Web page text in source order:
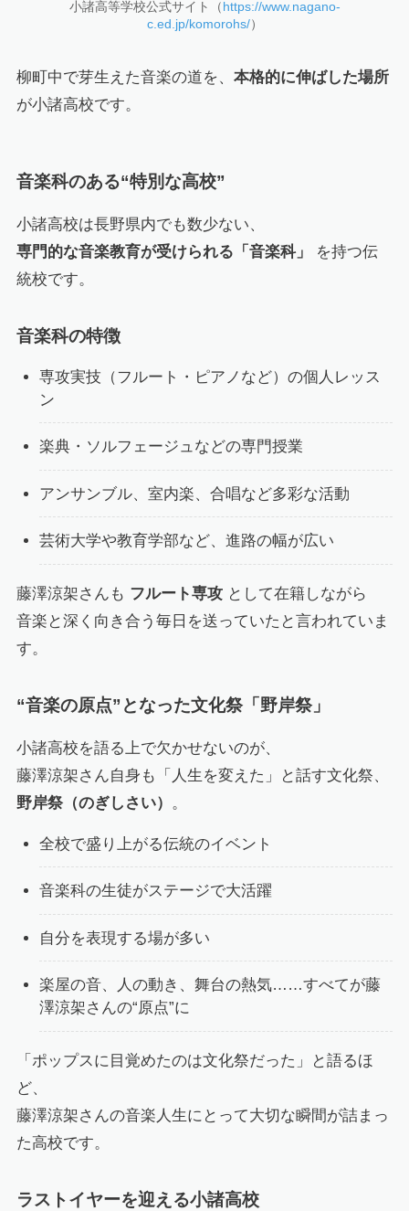
小諸高等学校公式サイト（ https://www.nagano-
c.ed.jp/komorohs/）
柳町中で芽生えた音楽の道を、 本格的に伸ばした場所
が小諸高校です。
音楽科のある“特別な高校”
小諸高校は長野県内でも数少ない、
専門的な音楽教育が受けられる「音楽科」
を持つ伝
統校です。
音楽科の特徴
専攻実技（フルート・ピアノなど）の個人レッス
ン
楽典・ソルフェージュなどの専門授業
アンサンブル、室内楽、合唱など多彩な活動
芸術大学や教育学部など、進路の幅が広い
藤澤涼架さんも フルート専攻として在籍しながら
音楽と深く向き合う毎日を送っていたと言われていま
す。
“音楽の原点”となった文化祭「野岸祭」
小諸高校を語る上で欠かせないのが、
藤澤涼架さん自身も「人生を変えた」と話す文化祭、
野岸祭（のぎしさい）
。
全校で盛り上がる伝統のイベント
音楽科の生徒がステージで大活躍
自分を表現する場が多い
楽屋の音、人の動き、舞台の熱気……すべてが藤
澤涼架さんの“原点”に
「ポップスに目覚めたのは文化祭だった」と語るほ
ど、
藤澤涼架さんの音楽人生にとって大切な瞬間が詰まっ
た高校です。
ラストイヤーを迎える小諸高校